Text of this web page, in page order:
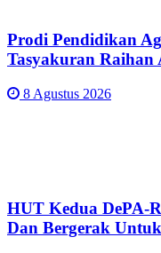
Prodi Pendidikan
Tasyakuran Raihan
8 Agustus 2026
HUT Kedua DePA-
Dan Bergerak